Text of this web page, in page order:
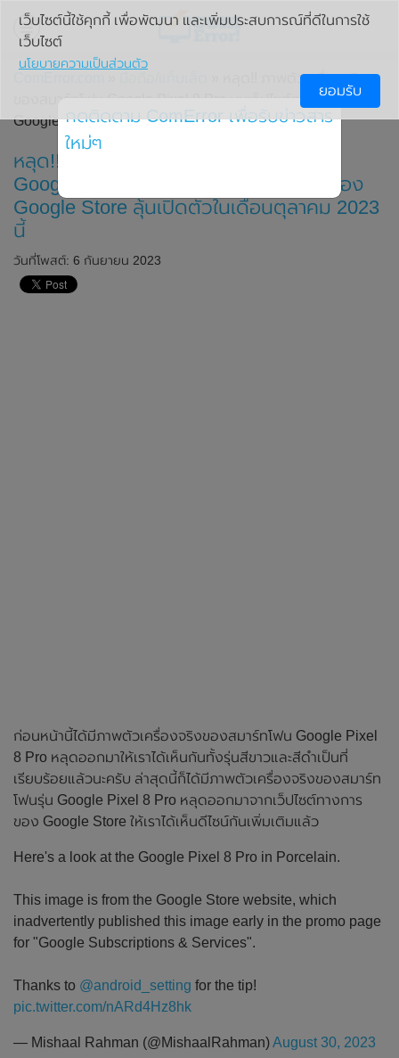
» หลุด!! ภาพตัวเครื่องจริง
ของสมาร์ทโฟน Google Pixel 8 Pro บนเว็ปไซต์ทางการของ
Google Store ลุ้นเปิดตัวในเดือนตุลาคม 2023 นี้
หลุด!! ภาพตัวเครื่องจริงของสมาร์ทโฟน
Google Pixel 8 Pro บนเว็ปไซต์ทางการของ
Google Store ลุ้นเปิดตัวในเดือนตุลาคม 2023
นี้
วันที่โพสต์: 6 กันยายน 2023
ก่อนหน้านี้ได้มีภาพตัวเครื่องจริงของสมาร์ทโฟน Google Pixel
8 Pro หลุดออกมาให้เราได้เห็นกันทั้งรุ่นสีขาวและสีดำเป็นที่
เรียบร้อยแล้วนะครับ ล่าสุดนี้ก็ได้มีภาพตัวเครื่องจริงของสมาร์ท
โฟนรุ่น Google Pixel 8 Pro หลุดออกมาจากเว็ปไซต์ทางการ
ของ Google Store ให้เราได้เห็นดีไซน์กันเพิ่มเติมแล้ว
Here's a look at the Google Pixel 8 Pro in Porcelain.
This image is from the Google Store website, which
inadvertently published this image early in the promo page
for "Google Subscriptions & Services".
Thanks to @android_setting for the tip!
pic.twitter.com/nARd4Hz8hk
— Mishaal Rahman (@MishaalRahman)August 30, 2023
เว็บไซต์นี้ใช้คุกกี้ เพื่อพัฒนา และเพิ่มประสบการณ์ที่ดีในการใช้
เว็บไซต์
นโยบายความเป็นส่วนตัว
ยอมรับ
กดติดตาม ComError เพื่อรับข่าวสาร
ใหม่ๆ